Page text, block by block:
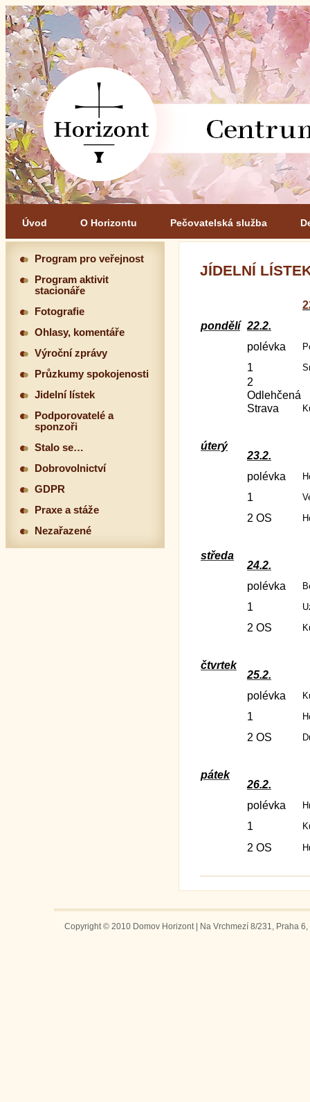
Úvod O Horizontu Pečovatelská služba
JÍDELNÍ
pondělí 22.2.
polévka
1
2
Odlehčená
Strava
úterý
23.2.
polévka
1
2 OS
středa
24.2.
polévka
1
2 OS
čtvrtek
25.2.
polévka
1
2 OS
pátek
26.2.
polévka
1
2 OS
Program pro veřejnost
Program aktivit
stacionáře
Fotografie
Ohlasy, komentáře
Výroční zprávy
Průzkumy spokojenosti
Jidelní lístek
Podporovatelé a
sponzoři
Stalo se…
Dobrovolnictví
GDPR
Praxe a stáže
Nezařazené
Copyright © 2010 Domov Horizont | Na Vrchmezí 8/231, Praha